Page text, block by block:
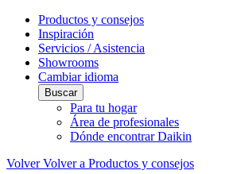
Productos y consejos
Inspiración
Servicios / Asistencia
Showrooms
Cambiar idioma
Buscar
Para tu hogar
Área de profesionales
Dónde encontrar Daikin
Volver Volver a Productos y consejos